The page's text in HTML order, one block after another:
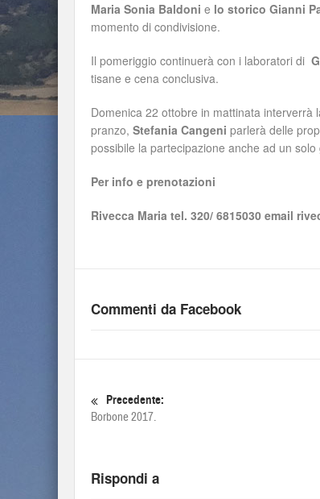
Maria Sonia Baldoni e lo storico Gianni
momento di condivisione.
Il pomeriggio continuerà con i laboratori di
tisane e cena conclusiva.
Domenica 22 ottobre in mattinata interverrà
pranzo, Stefania Cangeni parlerà delle
possibile la partecipazione anche ad un
Per info e prenotazioni
Rivecca Maria tel. 320/ 6815030 email
Commenti da Facebook
Precedente:
Borbone 2017.
Rispondi a